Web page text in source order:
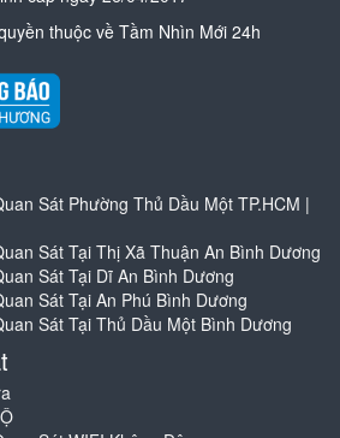
thuộc về Tầm Nhìn Mới 24h
Sát Phường Thủ Dầu Một TP.HCM |
Sát Tại Thị Xã Thuận An Bình Dương
Sát Tại Dĩ An Bình Dương
Sát Tại An Phú Bình Dương
Sát Tại Thủ Dầu Một Bình Dương